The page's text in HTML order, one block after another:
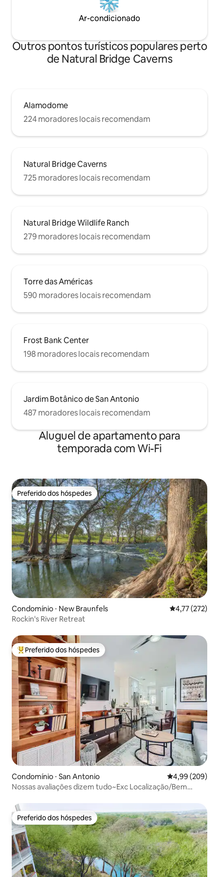
Ar-condicionado
Outros pontos turísticos populares perto
de Natural Bridge Caverns
Alamodome
224 moradores locais recomendam
Natural Bridge Caverns
725 moradores locais recomendam
Natural Bridge Wildlife Ranch
279 moradores locais recomendam
Torre das Américas
590 moradores locais recomendam
Frost Bank Center
198 moradores locais recomendam
Jardim Botânico de San Antonio
487 moradores locais recomendam
Aluguel de apartamento para
temporada com Wi-Fi
Preferido dos hóspedes
Preferido dos hóspedes
Condomínio ⋅ New Braunfels 4,77 de uma
4,77 (272)
Rockin's River Retreat
Entre os melhores preferidos dos hóspedes
Preferido dos hóspedes
Condomínio ⋅ San Antonio 4,99 de uma
4,99 (209)
Nossas avaliações dizem tudo~Exc Localização/Bem
Preferido dos hóspedes
Preferido dos hóspedes